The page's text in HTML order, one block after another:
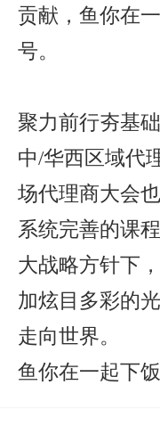
贡献，鱼你在
号。
聚力前行夯基
中/华西区域代
场代理商大会
系统完善的课
大战略方针下
加炫目多彩的
走向世界。
鱼你在一起下